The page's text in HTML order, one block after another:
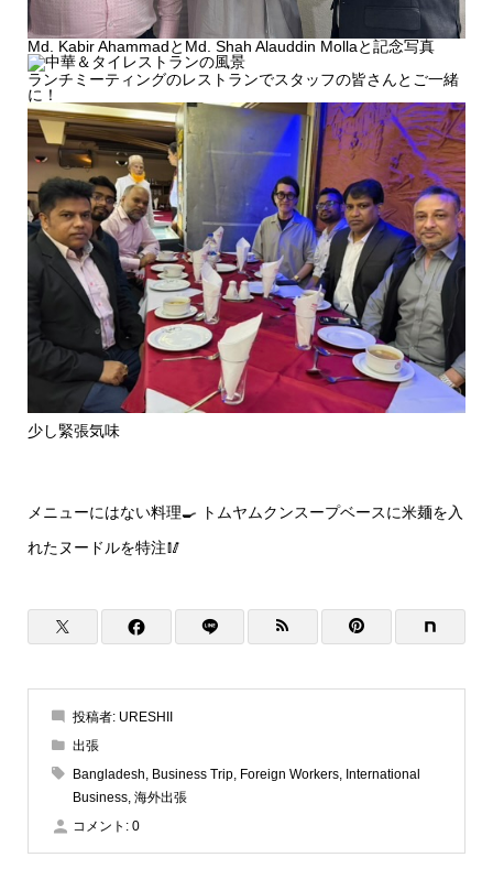
Md. Kabir AhammadとMd. Shah Alauddin Mollaと記念写真
ランチミーティングのレストランでスタッフの皆さんとご一緒
に！
少し緊張気味
メニューにはない料理🍳 トムヤムクンスープベースに米麺を入
れたヌードルを特注🥢
投稿者: URESHII
出張
Bangladesh Business Trip Foreign Workers International
Business 海外出張
コメント: 0